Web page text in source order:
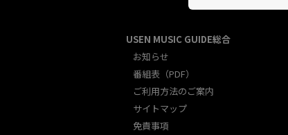
USEN MUSIC GUIDE総合
お知らせ
番組表（PDF）
ご利用方法のご案内
サイトマップ
免責事項